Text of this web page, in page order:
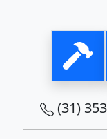
(31)